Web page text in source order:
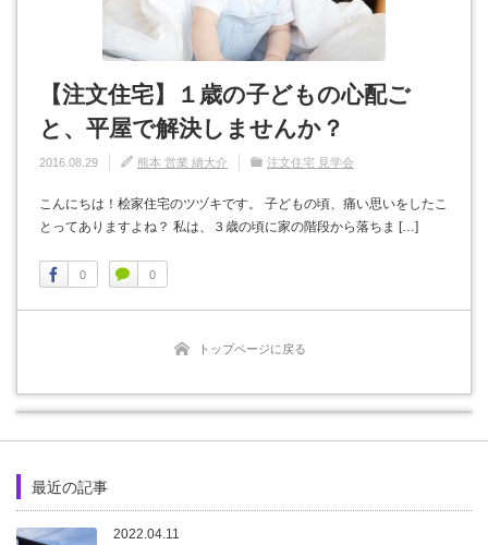
【注文住宅】１歳の子どもの心配ご
と、平屋で解決しませんか？
2016.08.29 熊本 営業 續大介 注文住宅 見学会
こんにちは！桧家住宅のツヅキです。 子どもの頃、痛い思いをしたこ
とってありますよね？ 私は、３歳の頃に家の階段から落ちま […]
0 0
トップページに戻る
最近の記事
2022.04.11